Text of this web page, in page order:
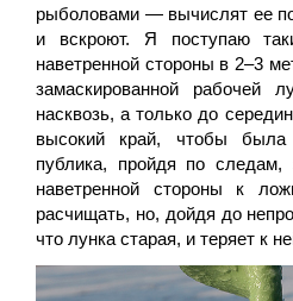
рыболовами — вычислят ее
и вскроют. Я поступаю
наветренной стороны в 2–3
замаскированной рабочей
насквозь, а только до
высокий край, чтобы была
публика, пройдя по следам,
наветренной стороны к
расчищать, но, дойдя до
что лунка старая, и теряет к